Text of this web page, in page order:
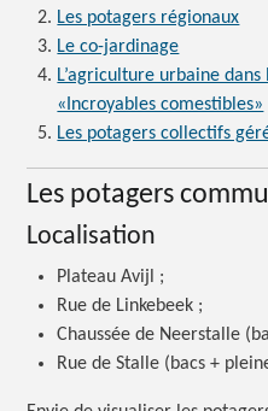
Les potagers régionaux
Le co-jardinage
L’agriculture urbaine dans
«Incroyables comestibles»
Les potagers collectifs
Les potagers
Localisation
Plateau Avijl ;
Rue de Linkebeek ;
Chaussée de Neerstalle
Rue de Stalle (bacs +